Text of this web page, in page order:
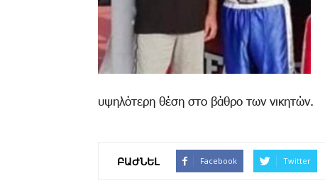
υψηλότερη θέση στο βάθρο των νικητών.
ԲԱԺՆԵԼ Facebook Twitter